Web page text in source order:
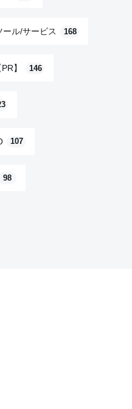
ール/サービス 168
PR】 146
107
98